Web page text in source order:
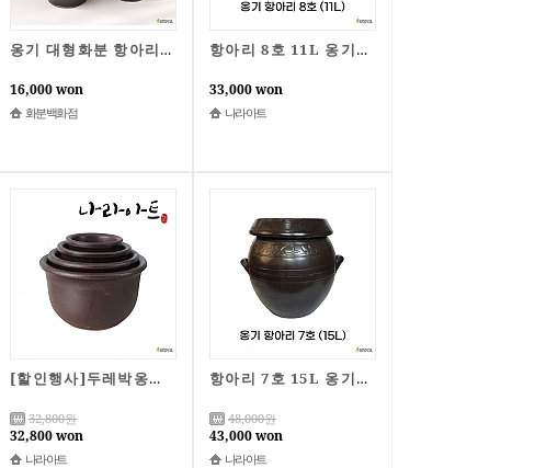
옹기 대형화분 항아리 중형 대형 국산 화분 거실 인테리어
16,000 won
화분백화점
항아리 8호 11L 옹기항아리 전통항아리 옹기 김치독 쌀독 소금 된장 고추장 나라아트
33,000 won
나라아트
[할인행사]두레박옹기화분 4종세트/국산옹기/국산화분/화분/옹기/나라아트
32,800원
32,800 won
나라아트
항아리 7호 15L 옹기항아리 전통항아리 옹기 김치독 쌀독 소금 된장 고추장 나라아트
48,000원
43,000 won
나라아트